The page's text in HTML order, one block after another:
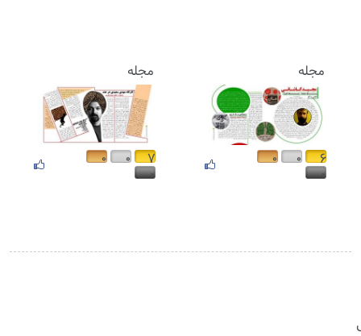
مجله
۶ ۰ ۰
۰
مجله
۷ ۰ ۰
۰